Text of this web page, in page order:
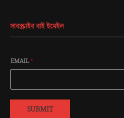
সাবস্ক্রাইব বাই ইমেইল
EMAIL*
SUBMIT